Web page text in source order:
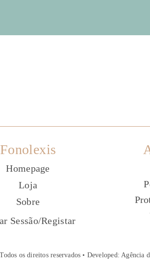
Fonolexis
Homepage
Loja
Sobre
Sessão/Registar
os direitos reservados • Developed:Agência